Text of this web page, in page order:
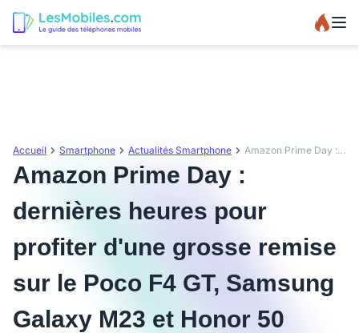
Accueil Smartphone Actualités Smartphone Amazon Prime Day : dernières heures pour profiter d'une grosse remise sur le Poco F4 GT, Samsung Galaxy M23 et Honor 50
Amazon Prime Day :
dernières heures pour
profiter d'une grosse remise
sur le Poco F4 GT, Samsung
Galaxy M23 et Honor 50